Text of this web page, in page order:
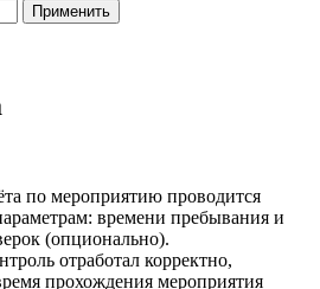
Применить
по мероприятию проводится
времени пребывания и
(опционально).
отработал корректно,
прохождения мероприятия